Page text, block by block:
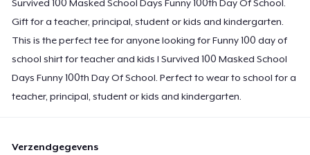
Survived 100 Masked School Days Funny 100th Day Of School.
Gift for a teacher, principal, student or kids and kindergarten.
This is the perfect tee for anyone looking for Funny 100 day of
school shirt for teacher and kids I Survived 100 Masked School
Days Funny 100th Day Of School. Perfect to wear to school for a
teacher, principal, student or kids and kindergarten.
Verzendgegevens